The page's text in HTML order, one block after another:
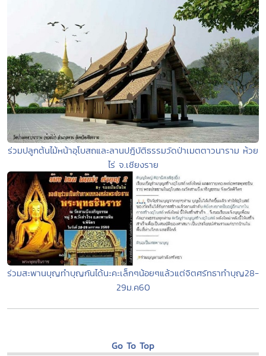
ร่วมปลูกต้นไม้หน้าอุโบสถและลานปฎิบัติธรรมวัดป่าเมตตาวนาราม ห้วย
ไร่ จ.เชียงราย
ร่วมสะพานบุญทำบุญกันได้นะคะเล็กๆน้อยๆแล้วแต่จิตศรัทธาทำบุญ28-
29ม.ค60
Go To Top